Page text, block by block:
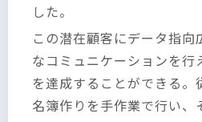
した。
この潜在顧客にデータ指
なコミュニケーションを行
を達成することができる。
名簿作りを手作業で行い、